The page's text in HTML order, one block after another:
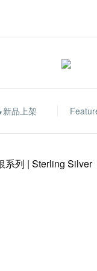
新品上架
系列 | Sterling Silver